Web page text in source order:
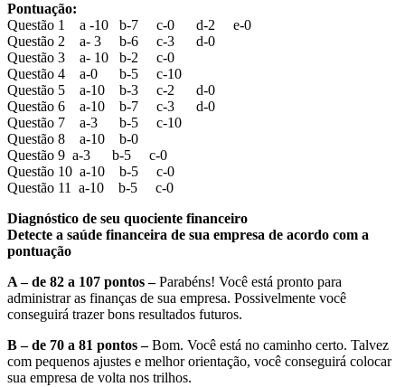
Pontuação:
Questão 1 a -10 b-7 c-0 d-2 e-0
Questão 2 a- 3 b-6 c-3 d-0
Questão 3 a- 10 b-2 c-0
Questão 4 a-0 b-5 c-10
Questão 5 a-10 b-3 c-2 d-0
Questão 6 a-10 b-7 c-3 d-0
Questão 7 a-3 b-5 c-10
Questão 8 a-10 b-0
Questão 9 a-3 b-5 c-0
Questão 10 a-10 b-5 c-0
Questão 11 a-10 b-5 c-0
Diagnóstico de seu quociente financeiro
Detecte a saúde financeira de sua empresa de acordo com a
pontuação
A – de 82 a 107 pontos –Parabéns! Você está pronto para
administrar as finanças de sua empresa. Possivelmente você
conseguirá trazer bons resultados futuros.
B – de 70 a 81 pontos –Bom. Você está no caminho certo. Talvez
com pequenos ajustes e melhor orientação, você conseguirá colocar
sua empresa de volta nos trilhos.